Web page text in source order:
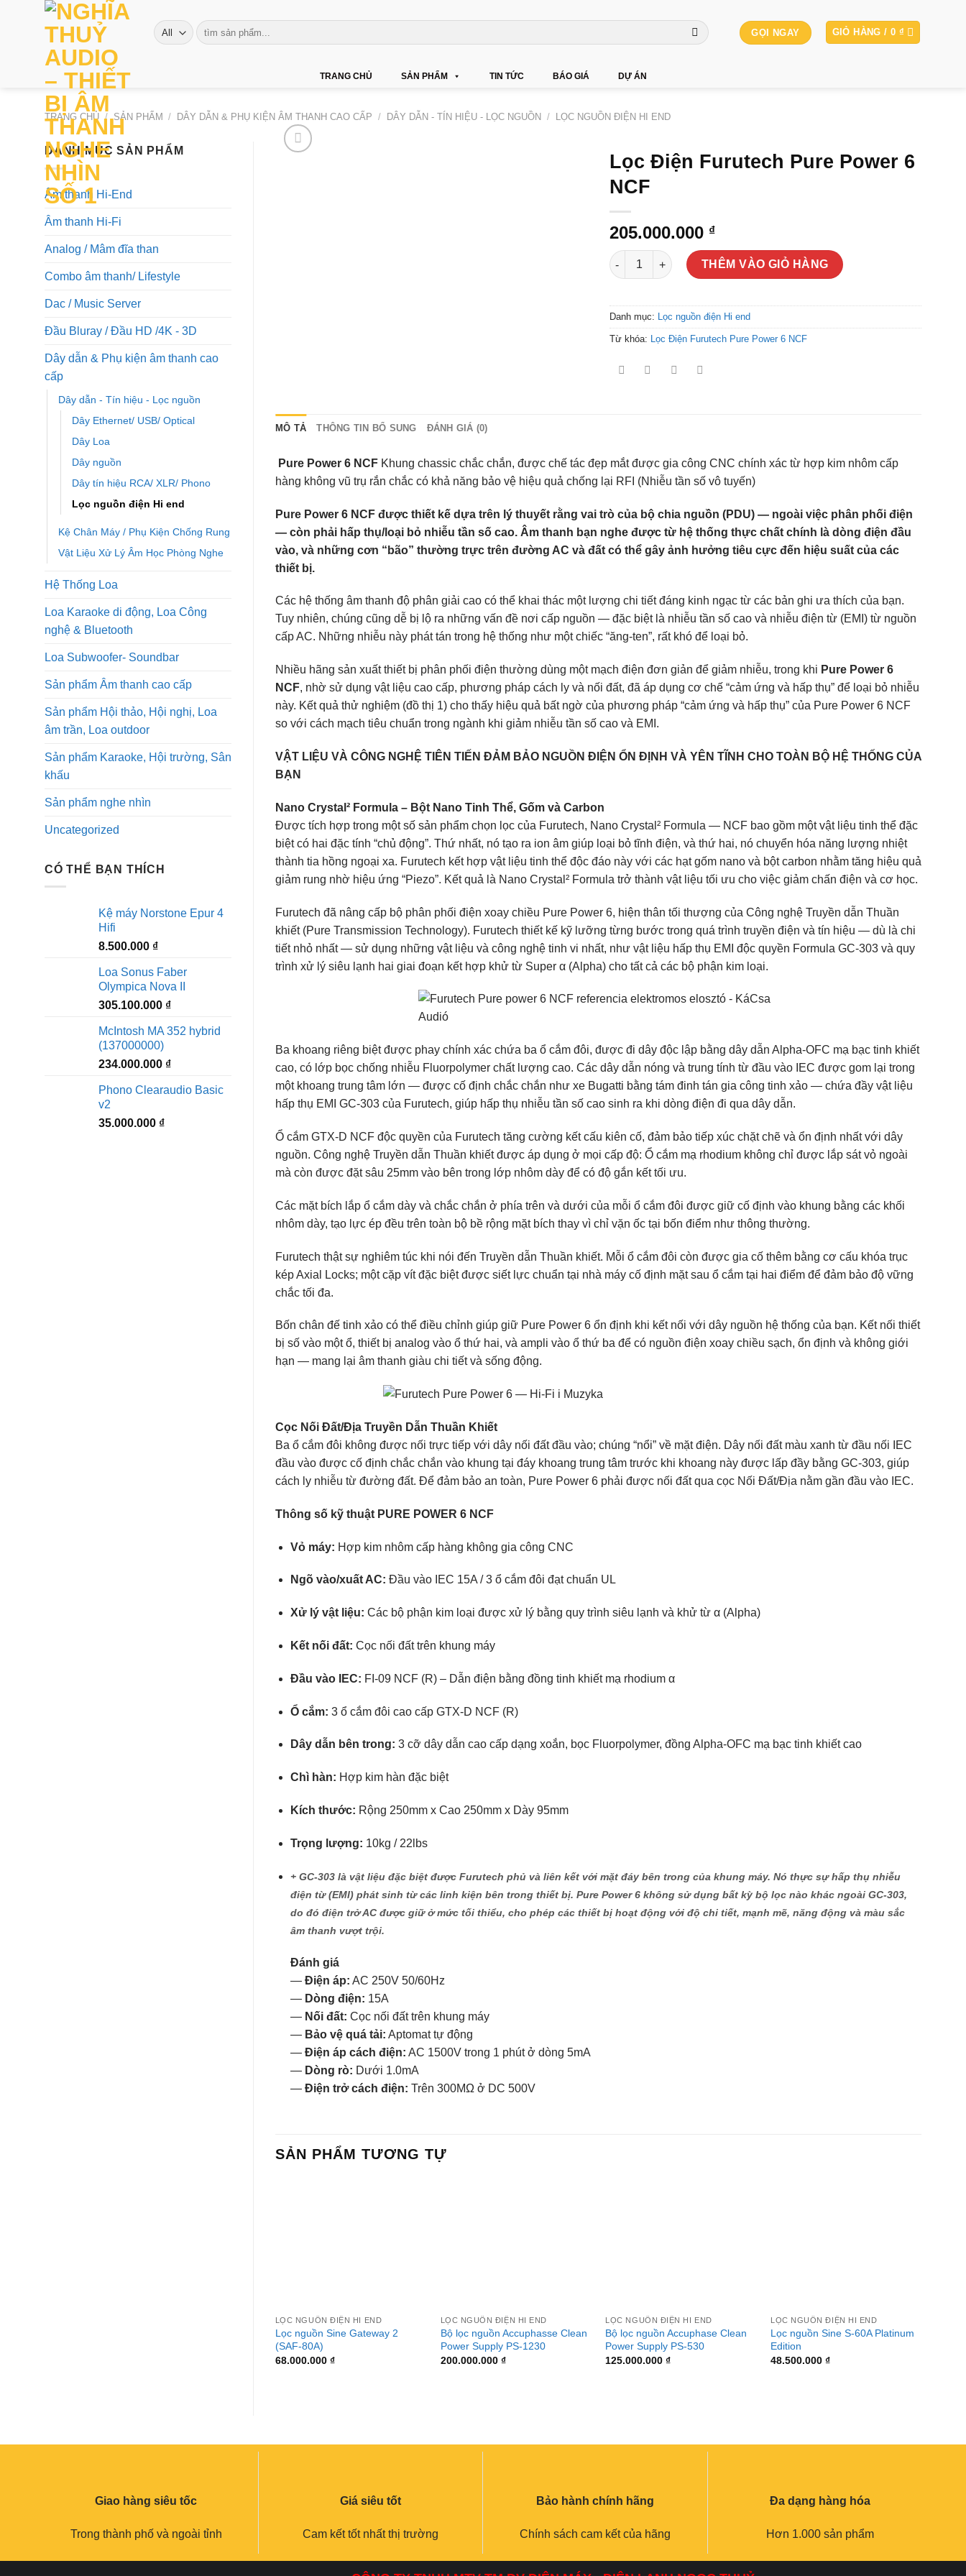
Tìm
kiếm:
GỌI NGAY GIỎ HÀNG / 0 ₫
TRANG CHỦ SẢN PHẨM TIN TỨC BÁO GIÁ DỰ ÁN
TRANG CHỦ / SẢN PHẨM / DÂY DẪN & PHỤ KIỆN ÂM THANH CAO CẤP / DÂY DẪN - TÍN HIỆU - LỌC NGUỒN / LỌC NGUỒN ĐIỆN HI END
DANH MỤC SẢN PHẨM
Âm thanh Hi-End
Âm thanh Hi-Fi
Analog / Mâm đĩa than
Combo âm thanh/ Lifestyle
Dac / Music Server
Đầu Bluray / Đầu HD /4K - 3D
Dây dẫn & Phụ kiện âm thanh cao
cấp
Dây dẫn - Tín hiệu - Lọc nguồn
Dây Ethernet/ USB/ Optical
Dây Loa
Dây nguồn
Dây tín hiệu RCA/ XLR/ Phono
Lọc nguồn điện Hi end
Kệ Chân Máy / Phụ Kiện Chống Rung
Vật Liệu Xử Lý Âm Học Phòng Nghe
Hệ Thống Loa
Loa Karaoke di động, Loa Công
nghệ & Bluetooth
Loa Subwoofer- Soundbar
Sản phẩm Âm thanh cao cấp
Sản phẩm Hội thảo, Hội nghị, Loa
âm trần, Loa outdoor
Sản phẩm Karaoke, Hội trường, Sân
khấu
Sản phẩm nghe nhìn
Uncategorized
CÓ THỂ BẠN THÍCH
Kệ máy Norstone Epur 4
Hifi
8.500.000 ₫
Loa Sonus Faber
Olympica Nova II
305.100.000 ₫
McIntosh MA 352 hybrid
(137000000)
234.000.000 ₫
Phono Clearaudio Basic
v2
35.000.000 ₫
Lọc Điện Furutech Pure Power 6
NCF
205.000.000 ₫
Lọc Điện Furutech Pure Power 6 NCF số lượng
THÊM VÀO GIỎ HÀNG
Danh mục: Lọc nguồn điện Hi end
Từ khóa: Lọc Điện Furutech Pure Power 6 NCF
MÔ TẢ THÔNG TIN BỔ SUNG ĐÁNH GIÁ (0)
Pure Power 6 NCF Khung chassic chắc chắn, được chế tác đẹp mắt được gia công CNC chính xác từ hợp kim nhôm cấp
hàng không vũ trụ rắn chắc có khả năng bảo vệ hiệu quả chống lại RFI (Nhiễu tần số vô tuyến)
Pure Power 6 NCF được thiết kế dựa trên lý thuyết rằng vai trò của bộ chia nguồn (PDU) — ngoài việc phân phối điện
— còn phải hấp thụ/loại bỏ nhiễu tần số cao. Âm thanh bạn nghe được từ hệ thống thực chất chính là dòng điện đầu
vào, và những cơn “bão” thường trực trên đường AC và đất có thể gây ảnh hưởng tiêu cực đến hiệu suất của các
thiết bị.
Các hệ thống âm thanh độ phân giải cao có thể khai thác một lượng chi tiết đáng kinh ngạc từ các bản ghi ưa thích của bạn.
Tuy nhiên, chúng cũng dễ bị lộ ra những vấn đề nơi cấp nguồn — đặc biệt là nhiễu tần số cao và nhiễu điện từ (EMI) từ nguồn
cấp AC. Những nhiễu này phát tán trong hệ thống như một chiếc “ăng-ten”, rất khó để loại bỏ.
Nhiều hãng sản xuất thiết bị phân phối điện thường dùng một mạch điện đơn giản để giảm nhiễu, trong khi Pure Power 6
NCF, nhờ sử dụng vật liệu cao cấp, phương pháp cách ly và nối đất, đã áp dụng cơ chế “cảm ứng và hấp thụ” để loại bỏ nhiễu
này. Kết quả thử nghiệm (đồ thị 1) cho thấy hiệu quả bất ngờ của phương pháp “cảm ứng và hấp thụ” của Pure Power 6 NCF
so với cách mạch tiêu chuẩn trong ngành khi giảm nhiễu tần số cao và EMI.
VẬT LIỆU VÀ CÔNG NGHỆ TIÊN TIẾN ĐẢM BẢO NGUỒN ĐIỆN ỔN ĐỊNH VÀ YÊN TĨNH CHO TOÀN BỘ HỆ THỐNG CỦA
BẠN
Nano Crystal² Formula – Bột Nano Tinh Thể, Gốm và Carbon
Được tích hợp trong một số sản phẩm chọn lọc của Furutech, Nano Crystal² Formula — NCF bao gồm một vật liệu tinh thể đặc
biệt có hai đặc tính “chủ động”. Thứ nhất, nó tạo ra ion âm giúp loại bỏ tĩnh điện, và thứ hai, nó chuyển hóa năng lượng nhiệt
thành tia hồng ngoại xa. Furutech kết hợp vật liệu tinh thể độc đáo này với các hạt gốm nano và bột carbon nhằm tăng hiệu quả
giảm rung nhờ hiệu ứng “Piezo”. Kết quả là Nano Crystal² Formula trở thành vật liệu tối ưu cho việc giảm chấn điện và cơ học.
Furutech đã nâng cấp bộ phân phối điện xoay chiều Pure Power 6, hiện thân tối thượng của Công nghệ Truyền dẫn Thuần
khiết (Pure Transmission Technology). Furutech thiết kế kỹ lưỡng từng bước trong quá trình truyền điện và tín hiệu — dù là chi
tiết nhỏ nhất — sử dụng những vật liệu và công nghệ tinh vi nhất, như vật liệu hấp thụ EMI độc quyền Formula GC-303 và quy
trình xử lý siêu lạnh hai giai đoạn kết hợp khử từ Super α (Alpha) cho tất cả các bộ phận kim loại.
Ba khoang riêng biệt được phay chính xác chứa ba ổ cắm đôi, được đi dây độc lập bằng dây dẫn Alpha-OFC mạ bạc tinh khiết
cao, có lớp bọc chống nhiễu Fluorpolymer chất lượng cao. Các dây dẫn nóng và trung tính từ đầu vào IEC được gom lại trong
một khoang trung tâm lớn — được cố định chắc chắn như xe Bugatti bằng tám đinh tán gia công tinh xảo — chứa đầy vật liệu
hấp thụ EMI GC-303 của Furutech, giúp hấp thụ nhiễu tần số cao sinh ra khi dòng điện đi qua dây dẫn.
Ổ cắm GTX-D NCF độc quyền của Furutech tăng cường kết cấu kiên cố, đảm bảo tiếp xúc chặt chẽ và ổn định nhất với dây
nguồn. Công nghệ Truyền dẫn Thuần khiết được áp dụng ở mọi cấp độ: Ổ cắm mạ rhodium không chỉ được lắp sát vỏ ngoài
mà còn được đặt sâu 25mm vào bên trong lớp nhôm dày để có độ gắn kết tối ưu.
Các mặt bích lắp ổ cắm dày và chắc chắn ở phía trên và dưới của mỗi ổ cắm đôi được giữ cố định vào khung bằng các khối
nhôm dày, tạo lực ép đều trên toàn bộ bề rộng mặt bích thay vì chỉ vặn ốc tại bốn điểm như thông thường.
Furutech thật sự nghiêm túc khi nói đến Truyền dẫn Thuần khiết. Mỗi ổ cắm đôi còn được gia cố thêm bằng cơ cấu khóa trục
kép Axial Locks; một cặp vít đặc biệt được siết lực chuẩn tại nhà máy cố định mặt sau ổ cắm tại hai điểm để đảm bảo độ vững
chắc tối đa.
Bốn chân đế tinh xảo có thể điều chỉnh giúp giữ Pure Power 6 ổn định khi kết nối với dây nguồn hệ thống của bạn. Kết nối thiết
bị số vào một ổ, thiết bị analog vào ổ thứ hai, và ampli vào ổ thứ ba để có nguồn điện xoay chiều sạch, ổn định và không giới
hạn — mang lại âm thanh giàu chi tiết và sống động.
Cọc Nối Đất/Địa Truyền Dẫn Thuần Khiết
Ba ổ cắm đôi không được nối trực tiếp với dây nối đất đầu vào; chúng “nổi” về mặt điện. Dây nối đất màu xanh từ đầu nối IEC
đầu vào được cố định chắc chắn vào khung tại đáy khoang trung tâm trước khi khoang này được lấp đầy bằng GC-303, giúp
cách ly nhiễu từ đường đất. Để đảm bảo an toàn, Pure Power 6 phải được nối đất qua cọc Nối Đất/Địa nằm gần đầu vào IEC.
Thông số kỹ thuật PURE POWER 6 NCF
Vỏ máy: Hợp kim nhôm cấp hàng không gia công CNC
Ngõ vào/xuất AC: Đầu vào IEC 15A / 3 ổ cắm đôi đạt chuẩn UL
Xử lý vật liệu: Các bộ phận kim loại được xử lý bằng quy trình siêu lạnh và khử từ α (Alpha)
Kết nối đất: Cọc nối đất trên khung máy
Đầu vào IEC: FI-09 NCF (R) – Dẫn điện bằng đồng tinh khiết mạ rhodium α
Ổ cắm: 3 ổ cắm đôi cao cấp GTX-D NCF (R)
Dây dẫn bên trong: 3 cỡ dây dẫn cao cấp dạng xoắn, bọc Fluorpolymer, đồng Alpha-OFC mạ bạc tinh khiết cao
Chì hàn: Hợp kim hàn đặc biệt
Kích thước: Rộng 250mm x Cao 250mm x Dày 95mm
Trọng lượng: 10kg / 22lbs
+ GC-303 là vật liệu đặc biệt được Furutech phủ và liên kết với mặt đáy bên trong của khung máy. Nó thực sự hấp thụ nhiễu
điện từ (EMI) phát sinh từ các linh kiện bên trong thiết bị. Pure Power 6 không sử dụng bất kỳ bộ lọc nào khác ngoài GC-303,
do đó điện trở AC được giữ ở mức tối thiểu, cho phép các thiết bị hoạt động với độ chi tiết, mạnh mẽ, năng động và màu sắc
âm thanh vượt trội.
Đánh giá
— Điện áp: AC 250V 50/60Hz
— Dòng điện: 15A
— Nối đất: Cọc nối đất trên khung máy
— Bảo vệ quá tải: Aptomat tự động
— Điện áp cách điện: AC 1500V trong 1 phút ở dòng 5mA
— Dòng rò: Dưới 1.0mA
— Điện trở cách điện: Trên 300MΩ ở DC 500V
SẢN PHẨM TƯƠNG TỰ
LỌC NGUỒN ĐIỆN HI END
Lọc nguồn Sine Gateway 2
(SAF-80A)
68.000.000 ₫
LỌC NGUỒN ĐIỆN HI END
Bộ lọc nguồn Accuphasse Clean
Power Supply PS-1230
200.000.000 ₫
LỌC NGUỒN ĐIỆN HI END
Bộ lọc nguồn Accuphase Clean
Power Supply PS-530
125.000.000₫
LỌC NGUỒN ĐIỆN HI END
Lọc nguồn Sine S-60A Platinum
Edition
48.500.000₫
Giao hàng siêu tốc
Trong thành phố và ngoài tỉnh
Giá siêu tốt
Cam kết tốt nhất thị trường
Bảo hành chính hãng
Chính sách cam kết của hãng
Đa dạng hàng hóa
Hơn 1.000 sản phẩm